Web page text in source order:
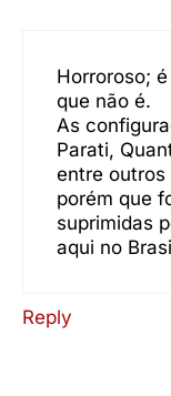
Horroroso;
que não é.
As
Parati,
entre outros
porém que
suprimidas
aqui no
Reply